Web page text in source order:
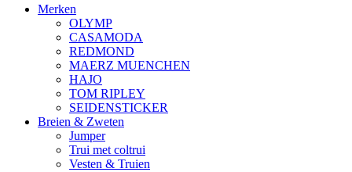
Merken
OLYMP
CASAMODA
REDMOND
MAERZ MUENCHEN
HAJO
TOM RIPLEY
SEIDENSTICKER
Breien & Zweten
Jumper
Trui met coltrui
Vesten & Truien